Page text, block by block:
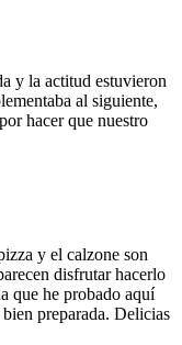
y la actitud estuvieron
al siguiente,
hacer que nuestro
y el calzone son
disfrutar hacerlo
que he probado aquí
preparada. Delicias